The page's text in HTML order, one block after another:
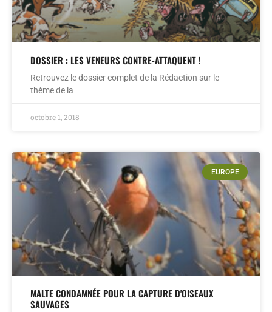
DOSSIER : LES VENEURS CONTRE-ATTAQUENT !
Retrouvez le dossier complet de la Rédaction sur le
thème de la
octobre 1, 2018
EUROPE
MALTE CONDAMNÉE POUR LA CAPTURE D'OISEAUX
SAUVAGES